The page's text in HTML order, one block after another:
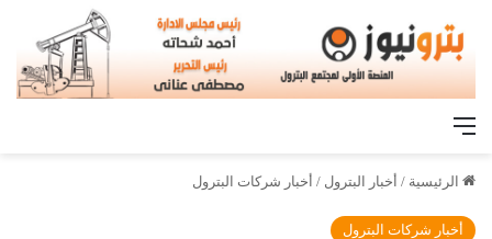
القائمة
الرئيسية / أخبار البترول / أخبار شركات البترول
أخبار شركات البترول